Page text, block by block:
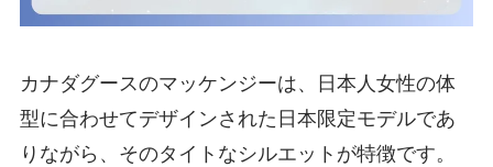
カナダグースのマッケンジーは、日本人女性の体
型に合わせてデザインされた日本限定モデルであ
りながら、そのタイトなシルエットが特徴です。